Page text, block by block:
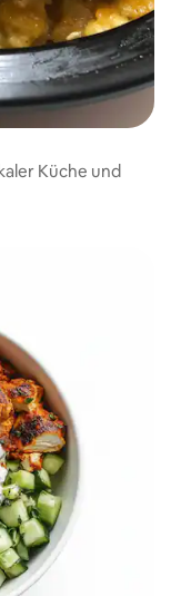
Küche und